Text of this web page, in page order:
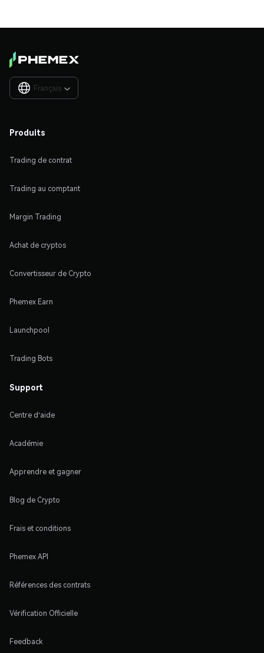
Français 
Produits
Trading de contrat
Trading au comptant
Margin Trading
Achat de cryptos
Convertisseur de Crypto
Phemex Earn
Launchpool
Trading Bots
Support
Centre d'aide
Académie
Apprendre et gagner
Blog de Crypto
Frais et conditions
Phemex API
Références des contrats
Vérification Officielle
Feedback